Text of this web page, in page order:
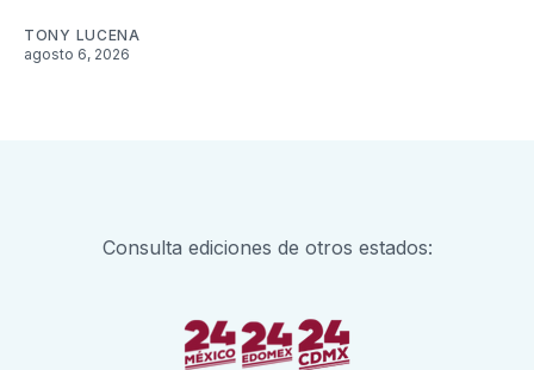
TONY LUCENA
agosto 6, 2026
Consulta ediciones de otros estados: